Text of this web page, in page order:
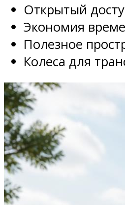
Открытый
Экономия
Полезное
Колеса для